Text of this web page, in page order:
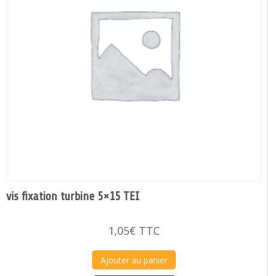
vis fixation turbine 5×15 TEI
1,05€ TTC
Ajouter au panier